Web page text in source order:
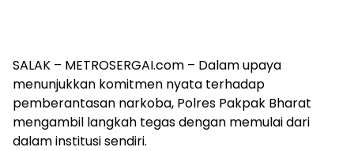
SALAK – METROSERGAI.com – Dalam upaya
menunjukkan komitmen nyata terhadap
pemberantasan narkoba, Polres Pakpak Bharat
mengambil langkah tegas dengan memulai dari
dalam institusi sendiri.